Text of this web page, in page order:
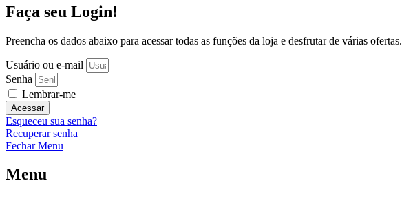
Faça seu Login!
Preencha os dados abaixo para acessar todas as funções da loja e desfrutar de várias ofertas.
Usuário ou e-mail
Senha
Lembrar-me
Acessar
Esqueceu sua senha?
Recuperar senha
Fechar Menu
Menu